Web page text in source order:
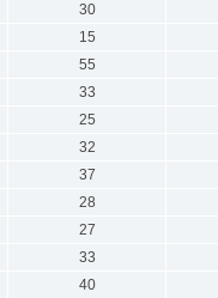
30
15
55
33
25
32
37
28
27
33
40